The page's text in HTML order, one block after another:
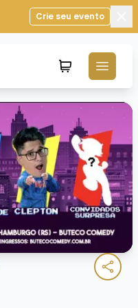
Crie seu evento